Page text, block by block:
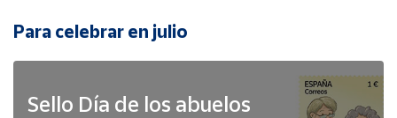
Para celebrar en julio
Sello Día de los abuelos